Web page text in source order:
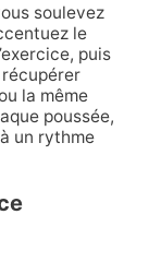
soulevez
le
puis
la même
poussée,
un rythme